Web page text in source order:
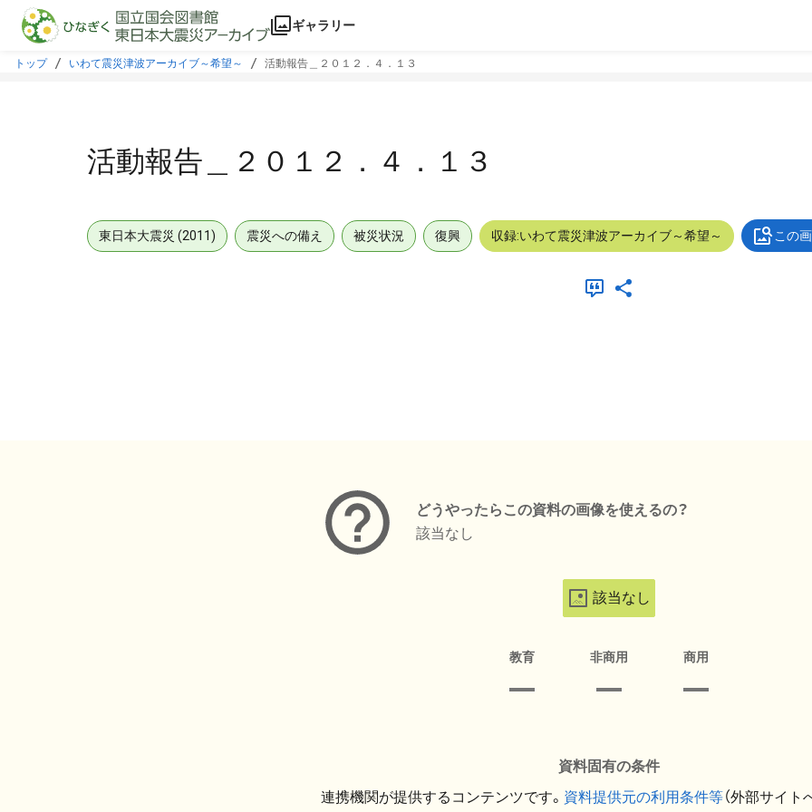
本文に飛ぶ
ギャラリー
トップ いわて震災津波アーカイブ～希望～ 活動報告＿２０１２．４．１３
活動報告＿２０１２．４．１３
東日本大震災 (2011) 震災への備え 被災状況 復興 収録:いわて震災津波アーカイブ～希望～ この
どうやったらこの資料の画像を使えるの？
該当なし
該当なし
教育 非商用 商用
資料固有の条件
連携機関が提供するコンテンツです。 資料提供元の利用条件等（外部サイト